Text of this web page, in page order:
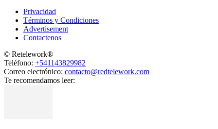
Privacidad
Términos y Condiciones
Advertisement
Contactenos
© Retelework®
Teléfono: +541143829982
Correo electrónico: contacto@redtelework.com
Te recomendamos leer: